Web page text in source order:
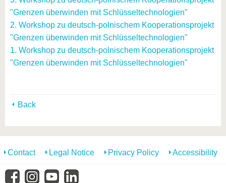
"Grenzen überwinden mit Schlüsseltechnologien"
2. Workshop zu deutsch-polnischem Kooperationsprojekt
"Grenzen überwinden mit Schlüsseltechnologien"
1. Workshop zu deutsch-polnischem Kooperationsprojekt
"Grenzen überwinden mit Schlüsseltechnologien"
Back
Contact Legal Notice Privacy Policy Accessibility